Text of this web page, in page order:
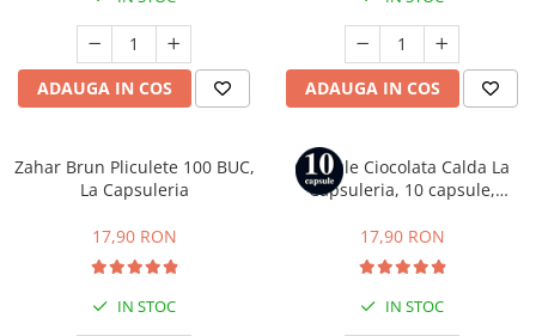
Capsule compatibile Caffitaly
PADURI CAFEA & MONODOZE
Paduri cafea ESE44
CAFEA MACINATA
ADAUGA IN COS ADAUGA IN COS
Zahar Brun Pliculete 100 BUC,
La Capsuleria
17,90 RON
IN STOC
Capsule Ciocolata Calda La
Capsuleria, 10 capsule,
17,90 RON
IN STOC